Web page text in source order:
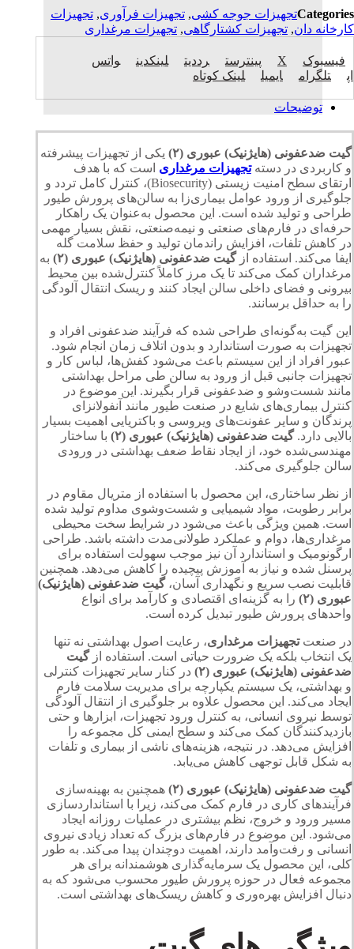
Categoriesتجهیزات جوجه کشی, تجهیزات فرآوری, تجهیزات
کارخانه دان, تجهیزات کشتارگاهی, تجهیزات مرغداری
فیسبوک X پینترست رددیت لینکدین
واتس
اپ
تلگرام ایمیل لینک کوتاه
توضیحات
گيت ضدعفونی (هايژنيک) عبورى (٢)
یکی از تجهیزات پیشرفته
و کاربردی در دستهتجهیزات مرغداری است که با هدف
ارتقای سطح امنیت زیستی (Biosecurity)، کنترل کامل تردد و
جلوگیری از ورود عوامل بیماری‌زا به سالن‌های پرورش طیور
طراحی و تولید شده است. این محصول به‌عنوان یک راهکار
حرفه‌ای در فارم‌های صنعتی و نیمه‌صنعتی، نقش بسیار مهمی
در کاهش تلفات، افزایش راندمان تولید و حفظ سلامت گله
ایفا می‌کند. استفاده ازگيت ضدعفونی (هايژنيک) عبورى (٢)
به
مرغداران کمک می‌کند تا یک مرز کاملاً کنترل‌شده بین محیط
بیرونی و فضای داخلی سالن ایجاد کنند و ریسک انتقال آلودگی
را به حداقل برسانند.
این گیت به‌گونه‌ای طراحی شده که فرآیند ضدعفونی افراد و
تجهیزات به صورت استاندارد و بدون اتلاف زمان انجام شود.
عبور افراد از این سیستم باعث می‌شود کفش‌ها، لباس کار و
تجهیزات جانبی قبل از ورود به سالن طی مراحل بهداشتی
مانند شست‌وشو و ضدعفونی قرار بگیرند. این موضوع در
کنترل بیماری‌های شایع در صنعت طیور مانند آنفولانزای
پرندگان و سایر عفونت‌های ویروسی و باکتریایی اهمیت بسیار
بالایی دارد.گيت ضدعفونی (هايژنيک) عبورى (٢)
با ساختار
مهندسی‌شده خود، از ایجاد نقاط ضعف بهداشتی در ورودی
سالن جلوگیری می‌کند.
از نظر ساختاری، این محصول با استفاده از متریال مقاوم در
برابر رطوبت، مواد شیمیایی و شست‌وشوی مداوم تولید شده
است. همین ویژگی باعث می‌شود در شرایط سخت محیطی
مرغداری‌ها، دوام و عملکرد طولانی‌مدت داشته باشد. طراحی
ارگونومیک و استاندارد آن نیز موجب سهولت استفاده برای
پرسنل شده و نیاز به آموزش پیچیده را کاهش می‌دهد. همچنین
قابلیت نصب سریع و نگهداری آسان،گيت ضدعفونی (هايژنيک)
عبورى (٢)
را به گزینه‌ای اقتصادی و کارآمد برای انواع
واحدهای پرورش طیور تبدیل کرده است.
در صنعتتجهیزات مرغداری، رعایت اصول بهداشتی نه تنها
یک انتخاب بلکه یک ضرورت حیاتی است. استفاده ازگيت
ضدعفونی (هايژنيک) عبورى (٢)
در کنار سایر تجهیزات کنترلی
و بهداشتی، یک سیستم یکپارچه برای مدیریت سلامت فارم
ایجاد می‌کند. این محصول علاوه بر جلوگیری از انتقال آلودگی
توسط نیروی انسانی، به کنترل ورود تجهیزات، ابزارها و حتی
بازدیدکنندگان کمک می‌کند و سطح ایمنی کل مجموعه را
افزایش می‌دهد. در نتیجه، هزینه‌های ناشی از بیماری و تلفات
به شکل قابل توجهی کاهش می‌یابد.
گيت ضدعفونی (هايژنيک) عبورى (٢)
همچنین به بهینه‌سازی
فرآیندهای کاری در فارم کمک می‌کند، زیرا با استانداردسازی
مسیر ورود و خروج، نظم بیشتری در عملیات روزانه ایجاد
می‌شود. این موضوع در فارم‌های بزرگ که تعداد زیادی نیروی
انسانی و رفت‌وآمد دارند، اهمیت دوچندان پیدا می‌کند. به طور
کلی، این محصول یک سرمایه‌گذاری هوشمندانه برای هر
مجموعه فعال در حوزه پرورش طیور محسوب می‌شود که به
دنبال افزایش بهره‌وری و کاهش ریسک‌های بهداشتی است.